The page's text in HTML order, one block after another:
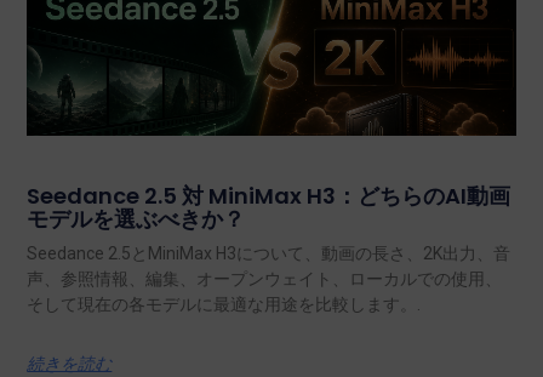
Seedance 2.5 対 MiniMax H3：どちらのAI動画
モデルを選ぶべきか？
Seedance 2.5とMiniMax H3について、動画の長さ、2K出力、音
声、参照情報、編集、オープンウェイト、ローカルでの使用、
そして現在の各モデルに最適な用途を比較します。.
続きを読む